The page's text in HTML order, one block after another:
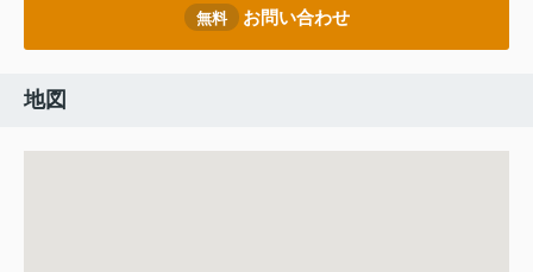
無料 お問い合わせ
地図